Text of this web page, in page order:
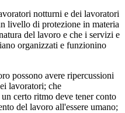
notturni e dei lavoratori
livello di protezione in materia
del lavoro e che i servizi e
organizzati e funzionino
possono avere ripercussioni
lavoratori; che
certo ritmo deve tener conto
del lavoro all'essere umano;